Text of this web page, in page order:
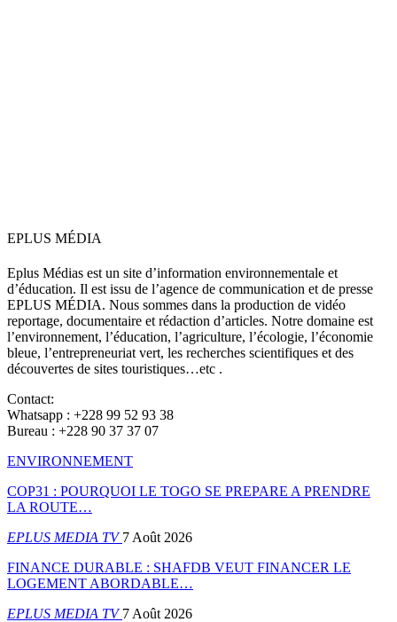
EPLUS MÉDIA
Eplus Médias est un site d’information environnementale et
d’éducation. Il est issu de l’agence de communication et de presse
EPLUS MÉDIA. Nous sommes dans la production de vidéo
reportage, documentaire et rédaction d’articles. Notre domaine est
l’environnement, l’éducation, l’agriculture, l’écologie, l’économie
bleue, l’entrepreneuriat vert, les recherches scientifiques et des
découvertes de sites touristiques…etc .
Contact:
Whatsapp : +228 99 52 93 38
Bureau : +228 90 37 37 07
ENVIRONNEMENT
COP31 : POURQUOI LE TOGO SE PREPARE A PRENDRE
LA ROUTE…
EPLUS MEDIA TV7 Août 2026
FINANCE DURABLE : SHAFDB VEUT FINANCER LE
LOGEMENT ABORDABLE…
EPLUS MEDIA TV7 Août 2026